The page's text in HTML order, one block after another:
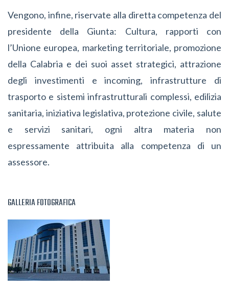
Vengono, infine, riservate alla diretta competenza del
presidente della Giunta: Cultura, rapporti con
l’Unione europea, marketing territoriale, promozione
della Calabria e dei suoi asset strategici, attrazione
degli investimenti e incoming, infrastrutture di
trasporto e sistemi infrastrutturali complessi, edilizia
sanitaria, iniziativa legislativa, protezione civile, salute
e servizi sanitari, ogni altra materia non
espressamente attribuita alla competenza di un
assessore.
GALLERIA FOTOGRAFICA